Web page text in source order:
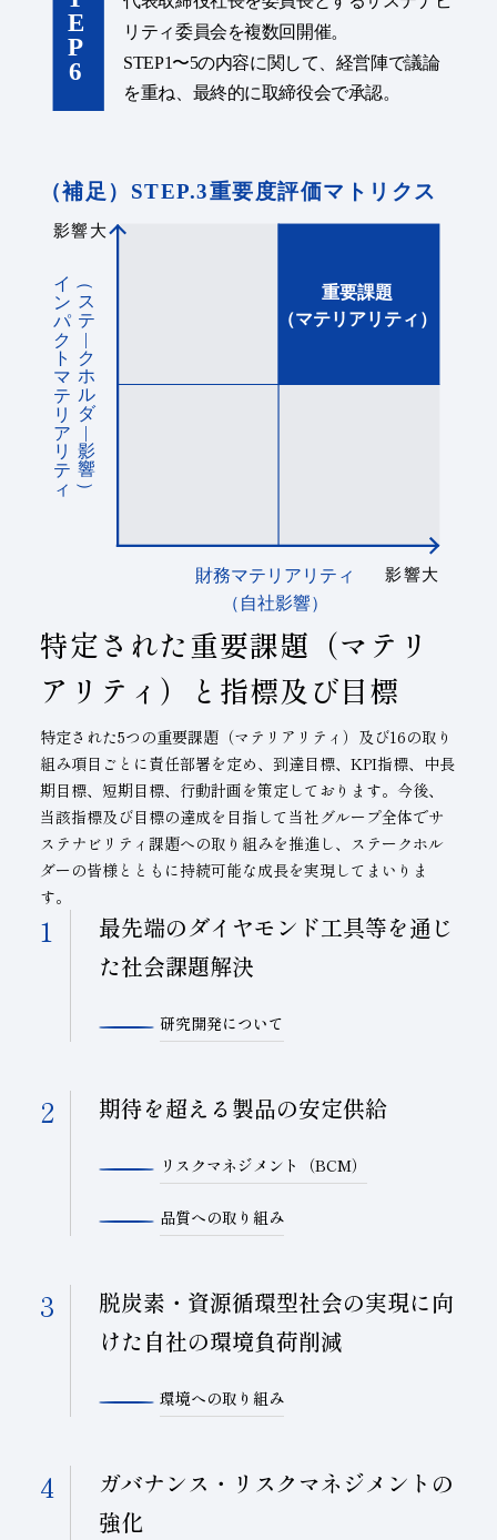
特定された重要課題（マテリ
アリティ）と指標及び目標
特定された5つの重要課題（マテリアリティ）及び16の取り
組み項目ごとに責任部署を定め、到達目標、KPI指標、中長
期目標、短期目標、行動計画を策定しております。今後、
当該指標及び目標の達成を目指して当社グループ全体でサ
ステナビリティ課題への取り組みを推進し、ステークホル
ダーの皆様とともに持続可能な成長を実現してまいりま
す。
最先端のダイヤモンド工具等を通じ
た社会課題解決
研究開発について
期待を超える製品の安定供給
リスクマネジメント（BCM）
品質への取り組み
脱炭素・資源循環型社会の実現に向
けた自社の環境負荷削減
環境への取り組み
ガバナンス・リスクマネジメントの
強化